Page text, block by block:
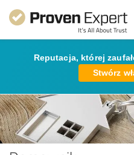
Reputacja, której
Stwórz